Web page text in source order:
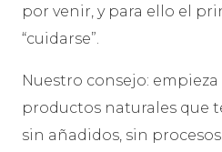
por venir, y para ello el
“cuidarse”.
Nuestro consejo:
productos naturales que
sin añadidos, sin